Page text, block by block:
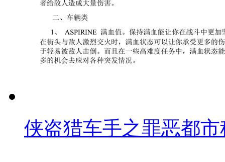
侠盗猎车手之罪恶都